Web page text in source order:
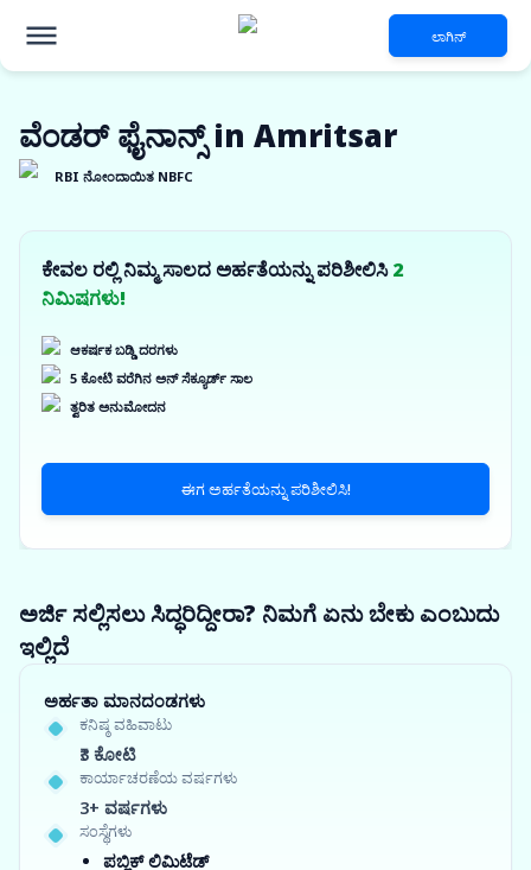
ಲಾಗಿನ್
ವೆಂಡರ್ ಫೈನಾನ್ಸ್ in Amritsar
RBI ನೋಂದಾಯಿತ NBFC
ಕೇವಲ ರಲ್ಲಿ ನಿಮ್ಮ ಸಾಲದ ಅರ್ಹತೆಯನ್ನು ಪರಿಶೀಲಿಸಿ2
ನಿಮಿಷಗಳು!
ಆಕರ್ಷಕ ಬಡ್ಡಿ ದರಗಳು
5 ಕೋಟಿ ವರೆಗಿನ ಅನ್ ಸೆಕ್ಯೂರ್ಡ್ ಸಾಲ
ತ್ವರಿತ ಅನುಮೋದನ
ಈಗ ಅರ್ಹತೆಯನ್ನು ಪರಿಶೀಲಿಸಿ!
ಅರ್ಜಿ ಸಲ್ಲಿಸಲು ಸಿದ್ಧರಿದ್ದೀರಾ? ನಿಮಗೆ ಏನು ಬೇಕು ಎಂಬುದು
ಇಲ್ಲಿದೆ
ಅರ್ಹತಾ ಮಾನದಂಡಗಳು
ಕನಿಷ್ಠ ವಹಿವಾಟು
₹3 ಕೋಟಿ
ಕಾರ್ಯಾಚರಣೆಯ ವರ್ಷಗಳು
3+ ವರ್ಷಗಳು
ಸಂಸ್ಥೆಗಳು
ಪಬ್ಲಿಕ್ ಲಿಮಿಟೆಡ್